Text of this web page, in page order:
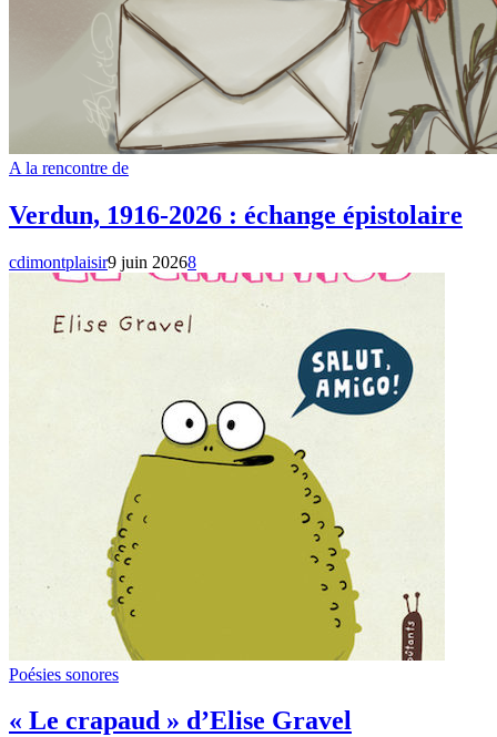
A la rencontre de
Verdun, 1916-2026 : échange épistolaire
cdimontplaisir9 juin 20268
Poésies sonores
« Le crapaud » d’Elise Gravel